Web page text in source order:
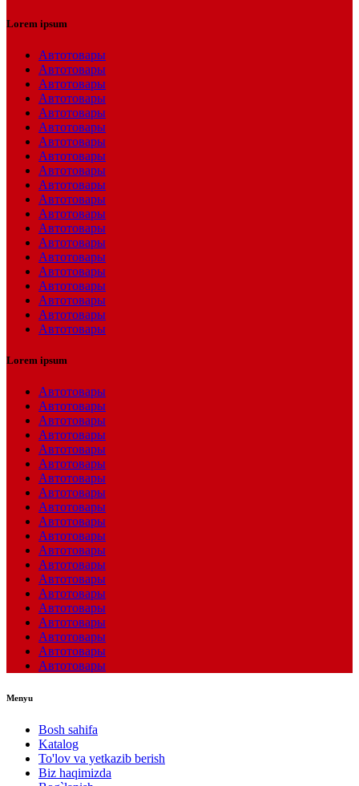
Lorem ipsum
Автотовары
Автотовары
Автотовары
Автотовары
Автотовары
Автотовары
Автотовары
Автотовары
Автотовары
Автотовары
Автотовары
Автотовары
Автотовары
Автотовары
Автотовары
Автотовары
Автотовары
Автотовары
Автотовары
Автотовары
Lorem ipsum
Автотовары
Автотовары
Автотовары
Автотовары
Автотовары
Автотовары
Автотовары
Автотовары
Автотовары
Автотовары
Автотовары
Автотовары
Автотовары
Автотовары
Автотовары
Автотовары
Автотовары
Автотовары
Автотовары
Автотовары
Menyu
Bosh sahifa
Katalog
To'lov va yetkazib berish
Biz haqimizda